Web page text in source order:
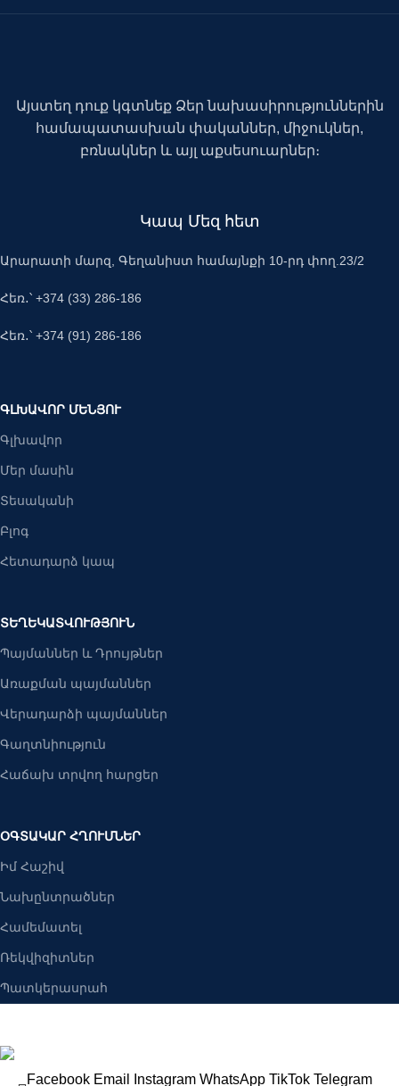
Այստեղ դուք կգտնեք Ձեր նախասիրություններին
համապատասխան փականներ, միջուկներ,
բռնակներ և այլ աքսեսուարներ։
Կապ Մեզ հետ
Արարատի մարզ, Գեղանիստ համայնքի 10-րդ փող.23/2
Հեռ․՝ +374 (33) 286-186
Հեռ․՝ +374 (91) 286-186
ԳԼԽԱՎՈՐ ՄԵՆՅՈՒ
Գլխավոր
Մեր մասին
Տեսականի
Բլոգ
Հետադարձ կապ
ՏԵՂԵԿԱՏՎՈՒԹՅՈՒՆ
Պայմաններ և Դրույթներ
Առաքման պայմաններ
Վերադարձի պայմաններ
Գաղտնիություն
Հաճախ տրվող հարցեր
ՕԳՏԱԿԱՐ ՀՂՈՒՄՆԵՐ
Իմ Հաշիվ
Նախընտրածներ
Համեմատել
Ռեկվիզիտներ
Պատկերասրահ
Facebook Email Instagram WhatsApp TikTok Telegram